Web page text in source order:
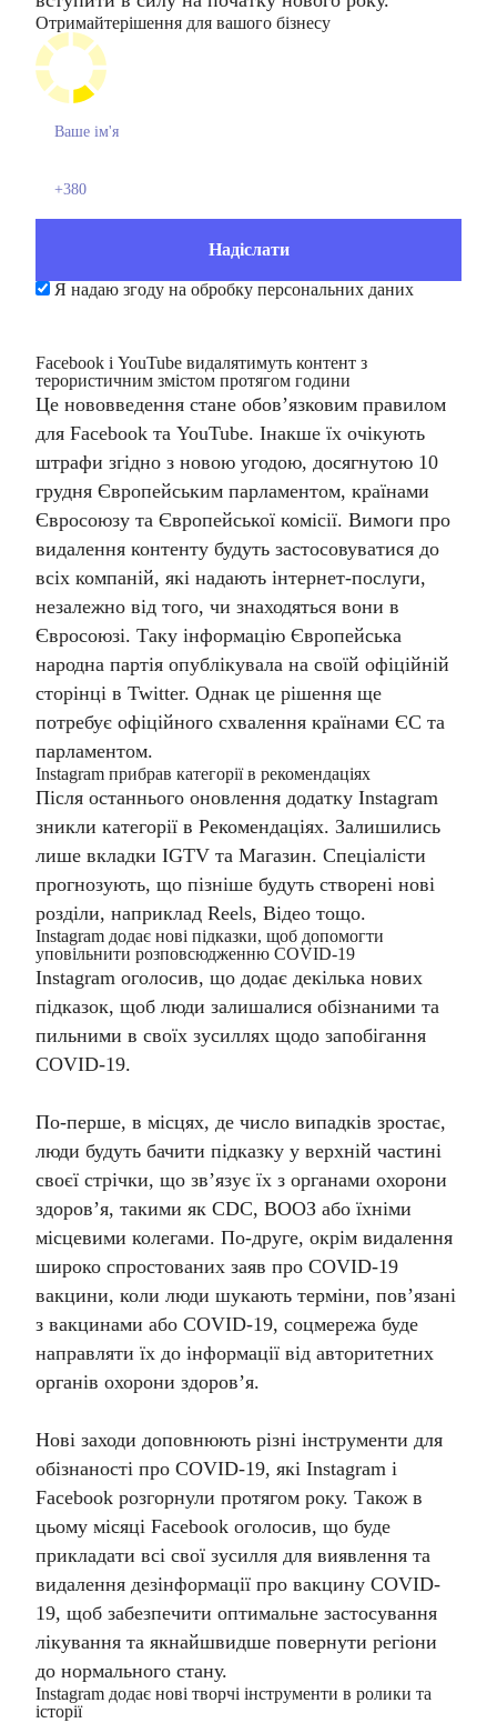
Отримайтерішення для вашого бізнесу
Я надаю згоду на обробку персональних даних
Facebook і YouTube видалятимуть контент з
терористичним змістом протягом години
Це нововведення стане обов’язковим правилом
для Facebook та YouTube. Інакше їх очікують
штрафи згідно з новою угодою, досягнутою 10
грудня Європейським парламентом, країнами
Євросоюзу та Європейської комісії. Вимоги про
видалення контенту будуть застосовуватися до
всіх компаній, які надають інтернет-послуги,
незалежно від того, чи знаходяться вони в
Євросоюзі. Таку інформацію Європейська
народна партія опублікувала на своїй офіційній
сторінці в Twitter. Однак це рішення ще
потребує офіційного схвалення країнами ЄС та
парламентом.
Instagram прибрав категорії в рекомендаціях
Після останнього оновлення додатку Instagram
зникли категорії в Рекомендаціях. Залишились
лише вкладки IGTV та Магазин. Спеціалісти
прогнозують, що пізніше будуть створені нові
розділи, наприклад Reels, Відео тощо.
Instagram додає нові підказки, щоб допомогти
уповільнити розповсюдженню COVID-19
Instagram оголосив, що додає декілька нових
підказок, щоб люди залишалися обізнаними та
пильними в своїх зусиллях щодо запобігання
COVID-19.
По-перше, в місцях, де число випадків зростає,
люди будуть бачити підказку у верхній частині
своєї стрічки, що зв’язує їх з органами охорони
здоров’я, такими як CDC, ВООЗ або їхніми
місцевими колегами. По-друге, окрім видалення
широко спростованих заяв про COVID-19
вакцини, коли люди шукають терміни, пов’язані
з вакцинами або COVID-19, соцмережа буде
направляти їх до інформації від авторитетних
органів охорони здоров’я.
Нові заходи доповнюють різні інструменти для
обізнаності про COVID-19, які Instagram і
Facebook розгорнули протягом року. Також в
цьому місяці Facebook оголосив, що буде
прикладати всі свої зусилля для виявлення та
видалення дезінформації про вакцину COVID-
19, щоб забезпечити оптимальне застосування
лікування та якнайшвидше повернути регіони
до нормального стану.
Instagram додає нові творчі інструменти в ролики та
історії